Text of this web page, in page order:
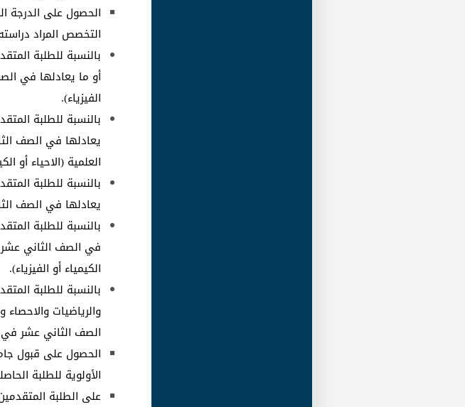
الحصول على الدرجة
التخصص المراد
بالنسبة للطلبة
أو ما يعادلها في
الفيزياء).
بالنسبة للطلبة
يعادلها في الصف
العلمية (الاحياء أو
بالنسبة للطلبة
يعادلها في الصف
بالنسبة للطلبة
في الصف الثاني عشر
الكيمياء أو الفيزياء).
بالنسبة للطلبة
والرياضيات
الصف الثاني عشر في
الحصول على قبول
الأولوية للطلبة
على الطلبة